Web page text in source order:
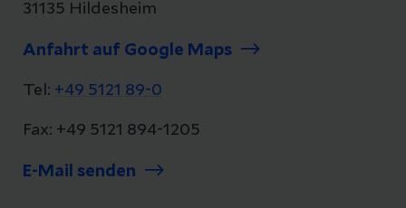
31135 Hildesheim
Anfahrt auf Google Maps
Tel: +49 5121 89-0
Fax: +49 5121 894-1205
E-Mail senden